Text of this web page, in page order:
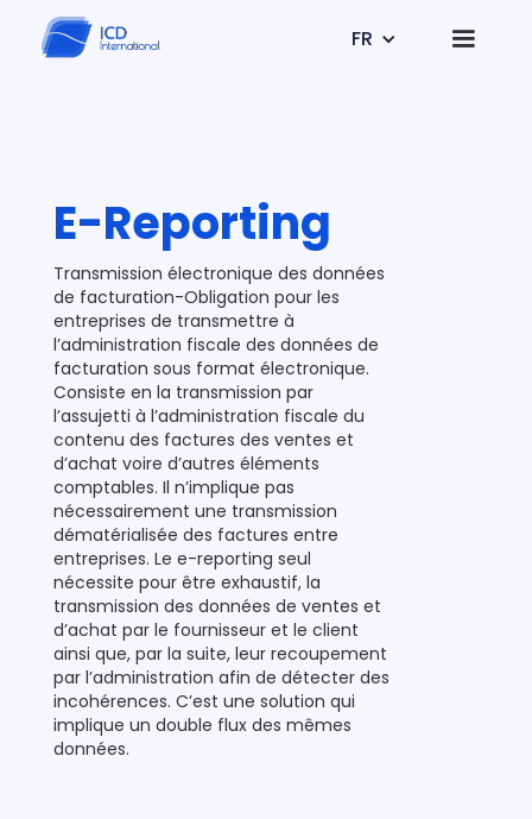
FR
E-Reporting
Transmission électronique des données
de facturation-Obligation pour les
entreprises de transmettre à
l’administration fiscale des données de
facturation sous format électronique.
Consiste en la transmission par
l’assujetti à l’administration fiscale du
contenu des factures des ventes et
d’achat voire d’autres éléments
comptables. Il n’implique pas
nécessairement une transmission
dématérialisée des factures entre
entreprises. Le e-reporting seul
nécessite pour être exhaustif, la
transmission des données de ventes et
d’achat par le fournisseur et le client
ainsi que, par la suite, leur recoupement
par l’administration afin de détecter des
incohérences. C’est une solution qui
implique un double flux des mêmes
données.